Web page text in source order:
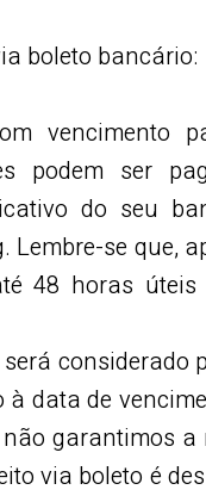
boleto bancário:
vencimento
podem ser
do seu
Lembre-se que,
48 horas
considerado
data de
garantimos a
via boleto é